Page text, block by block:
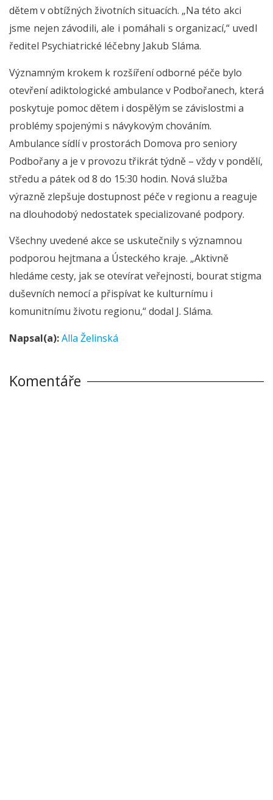
dětem v obtížných životních situacích. „Na této akci
jsme nejen závodili, ale i pomáhali s organizací,“ uvedl
ředitel Psychiatrické léčebny Jakub Sláma.
Významným krokem k rozšíření odborné péče bylo
otevření adiktologické ambulance v Podbořanech, která
poskytuje pomoc dětem i dospělým se závislostmi a
problémy spojenými s návykovým chováním.
Ambulance sídlí v prostorách Domova pro seniory
Podbořany a je v provozu třikrát týdně – vždy v pondělí,
středu a pátek od 8 do 15:30 hodin. Nová služba
výrazně zlepšuje dostupnost péče v regionu a reaguje
na dlouhodobý nedostatek specializované podpory.
Všechny uvedené akce se uskutečnily s významnou
podporou hejtmana a Ústeckého kraje. „Aktivně
hledáme cesty, jak se otevírat veřejnosti, bourat stigma
duševních nemocí a přispívat ke kulturnímu i
komunitnímu životu regionu,“ dodal J. Sláma.
Napsal(a):Alla Želinská
Komentáře